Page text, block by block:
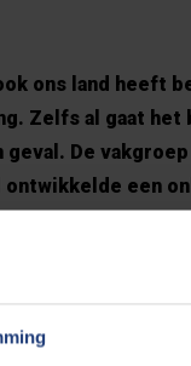
ons land heeft
Zelfs al gaat
De
een
manier kan
zorgen maken.